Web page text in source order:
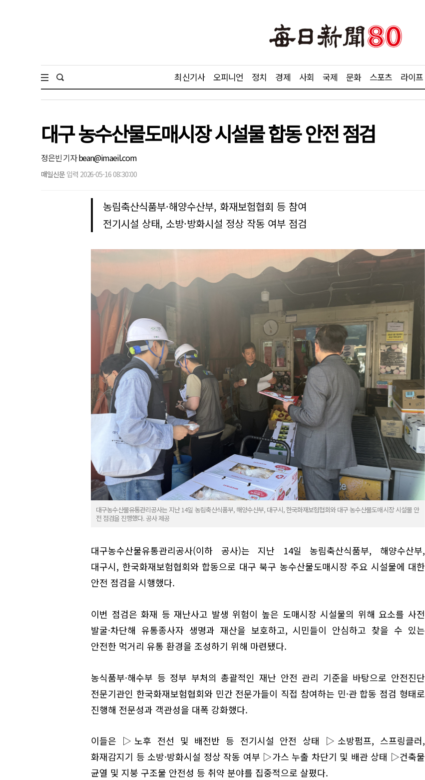
최신기사 오피니언 정치 경제 사회 국제 문화 스포츠 라이프
대구 농수산물도매시장 시설물 합동 안전 점검
정은빈 기자bean@imaeil.com
매일신문 입력 2026-05-16 08:30:00
농림축산식품부·해양수산부, 화재보험협회 등 참여
전기시설 상태, 소방·방화시설 정상 작동 여부 점검
대구농수산물유통관리공사는 지난 14일 농림축산식품부, 해양수산부, 대구시, 한국화재보험협회와 대구 농수산물도매시장 시설물 안
전 점검을 진행했다. 공사 제공
대구농수산물유통관리공사(이하 공사)는 지난 14일 농림축산식품부, 해양수산부,
대구시, 한국화재보험협회와 합동으로 대구 북구 농수산물도매시장 주요 시설물에 대한
안전 점검을 시행했다.
이번 점검은 화재 등 재난사고 발생 위험이 높은 도매시장 시설물의 위해 요소를 사전
발굴·차단해 유통종사자 생명과 재산을 보호하고, 시민들이 안심하고 찾을 수 있는
안전한 먹거리 유통 환경을 조성하기 위해 마련됐다.
농식품부·해수부 등 정부 부처의 총괄적인 재난 안전 관리 기준을 바탕으로 안전진단
전문기관인 한국화재보험협회와 민간 전문가들이 직접 참여하는 민·관 합동 점검 형태로
진행해 전문성과 객관성을 대폭 강화했다.
이들은 ▷노후 전선 및 배전반 등 전기시설 안전 상태 ▷소방펌프, 스프링클러,
화재감지기 등 소방·방화시설 정상 작동 여부 ▷가스 누출 차단기 및 배관 상태 ▷건축물
균열 및 지붕 구조물 안전성 등 취약 분야를 집중적으로 살폈다.